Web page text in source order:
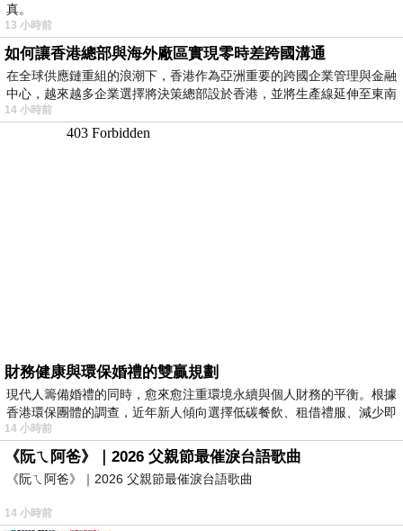
真。
13 小時前
如何讓香港總部與海外廠區實現零時差跨國溝通
在全球供應鏈重組的浪潮下，香港作為亞洲重要的跨國企業管理與金融
中心，越來越多企業選擇將決策總部設於香港，並將生產線延伸至東南
14 小時前
財務健康與環保婚禮的雙贏規劃
現代人籌備婚禮的同時，愈來愈注重環境永續與個人財務的平衡。根據
香港環保團體的調查，近年新人傾向選擇低碳餐飲、租借禮服、減少即
14 小時前
《阮ㄟ阿爸》｜2026 父親節最催淚台語歌曲
《阮ㄟ阿爸》｜2026 父親節最催淚台語歌曲
14 小時前